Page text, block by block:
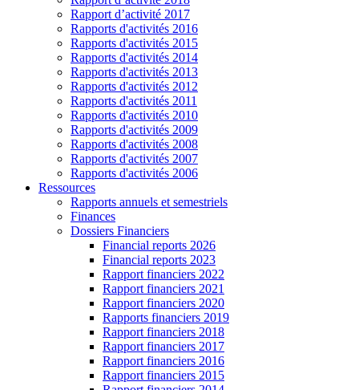
Rapport d’activité 2017
Rapports d'activités 2016
Rapports d'activités 2015
Rapports d'activités 2014
Rapports d'activités 2013
Rapports d'activités 2012
Rapports d'activités 2011
Rapports d'activités 2010
Rapports d'activités 2009
Rapports d'activités 2008
Rapports d'activités 2007
Rapports d'activités 2006
Ressources
Rapports annuels et semestriels
Finances
Dossiers Financiers
Financial reports 2026
Financial reports 2023
Rapport financiers 2022
Rapport financiers 2021
Rapport financiers 2020
Rapports financiers 2019
Rapport financiers 2018
Rapport financiers 2017
Rapport financiers 2016
Rapport financiers 2015